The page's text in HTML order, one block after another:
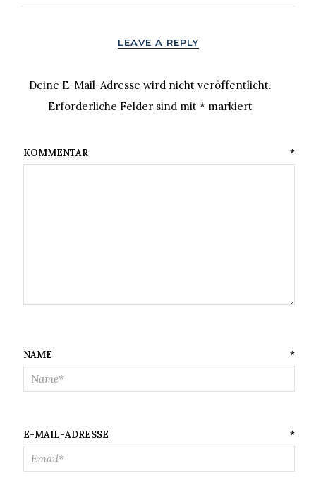
LEAVE A REPLY
Deine E-Mail-Adresse wird nicht veröffentlicht.
Erforderliche Felder sind mit* markiert
KOMMENTAR *
NAME *
E-MAIL-ADRESSE *